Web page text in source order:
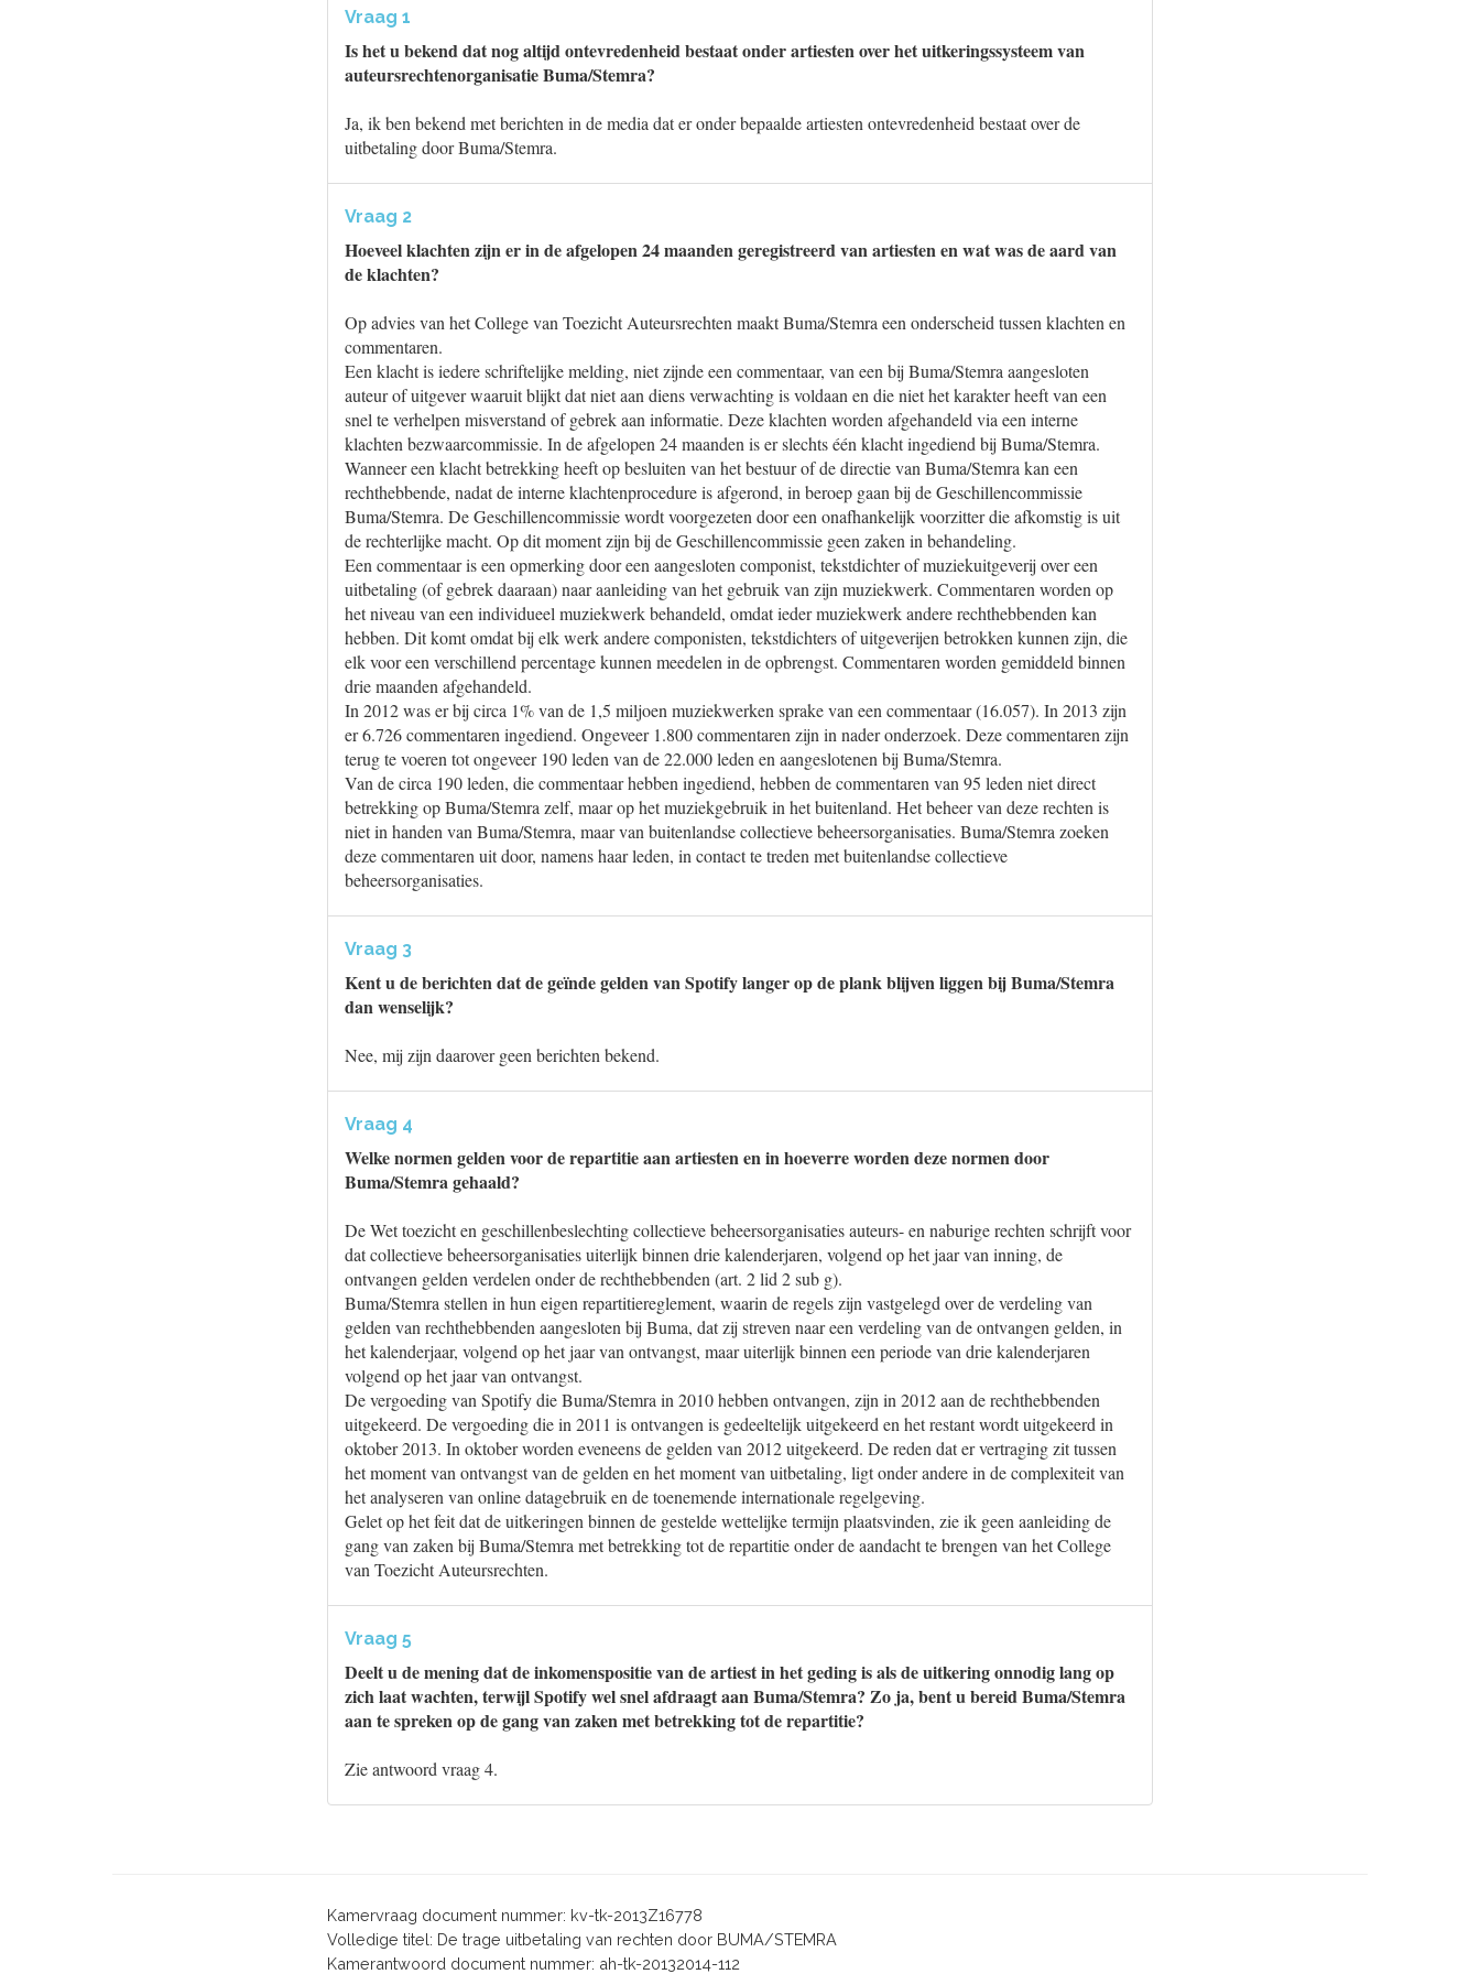
Vraag 1
Is het u bekend dat nog altijd ontevredenheid bestaat onder artiesten over het uitkeringssysteem van
auteursrechtenorganisatie Buma/Stemra?
Ja, ik ben bekend met berichten in de media dat er onder bepaalde artiesten ontevredenheid bestaat over de
uitbetaling door Buma/Stemra.
Vraag 2
Hoeveel klachten zijn er in de afgelopen 24 maanden geregistreerd van artiesten en wat was de aard van
de klachten?
Op advies van het College van Toezicht Auteursrechten maakt Buma/Stemra een onderscheid tussen klachten en
commentaren.
Een klacht is iedere schriftelijke melding, niet zijnde een commentaar, van een bij Buma/Stemra aangesloten
auteur of uitgever waaruit blijkt dat niet aan diens verwachting is voldaan en die niet het karakter heeft van een
snel te verhelpen misverstand of gebrek aan informatie. Deze klachten worden afgehandeld via een interne
klachten bezwaarcommissie. In de afgelopen 24 maanden is er slechts één klacht ingediend bij Buma/Stemra.
Wanneer een klacht betrekking heeft op besluiten van het bestuur of de directie van Buma/Stemra kan een
rechthebbende, nadat de interne klachtenprocedure is afgerond, in beroep gaan bij de Geschillencommissie
Buma/Stemra. De Geschillencommissie wordt voorgezeten door een onafhankelijk voorzitter die afkomstig is uit
de rechterlijke macht. Op dit moment zijn bij de Geschillencommissie geen zaken in behandeling.
Een commentaar is een opmerking door een aangesloten componist, tekstdichter of muziekuitgeverij over een
uitbetaling (of gebrek daaraan) naar aanleiding van het gebruik van zijn muziekwerk. Commentaren worden op
het niveau van een individueel muziekwerk behandeld, omdat ieder muziekwerk andere rechthebbenden kan
hebben. Dit komt omdat bij elk werk andere componisten, tekstdichters of uitgeverijen betrokken kunnen zijn, die
elk voor een verschillend percentage kunnen meedelen in de opbrengst. Commentaren worden gemiddeld binnen
drie maanden afgehandeld.
In 2012 was er bij circa 1% van de 1,5 miljoen muziekwerken sprake van een commentaar (16.057). In 2013 zijn
er 6.726 commentaren ingediend. Ongeveer 1.800 commentaren zijn in nader onderzoek. Deze commentaren zijn
terug te voeren tot ongeveer 190 leden van de 22.000 leden en aangeslotenen bij Buma/Stemra.
Van de circa 190 leden, die commentaar hebben ingediend, hebben de commentaren van 95 leden niet direct
betrekking op Buma/Stemra zelf, maar op het muziekgebruik in het buitenland. Het beheer van deze rechten is
niet in handen van Buma/Stemra, maar van buitenlandse collectieve beheersorganisaties. Buma/Stemra zoeken
deze commentaren uit door, namens haar leden, in contact te treden met buitenlandse collectieve
beheersorganisaties.
Vraag 3
Kent u de berichten dat de geïnde gelden van Spotify langer op de plank blijven liggen bij Buma/Stemra
dan wenselijk?
Nee, mij zijn daarover geen berichten bekend.
Vraag 4
Welke normen gelden voor de repartitie aan artiesten en in hoeverre worden deze normen door
Buma/Stemra gehaald?
De Wet toezicht en geschillenbeslechting collectieve beheersorganisaties auteurs- en naburige rechten schrijft voor
dat collectieve beheersorganisaties uiterlijk binnen drie kalenderjaren, volgend op het jaar van inning, de
ontvangen gelden verdelen onder de rechthebbenden (art. 2 lid 2 sub g).
Buma/Stemra stellen in hun eigen repartitiereglement, waarin de regels zijn vastgelegd over de verdeling van
gelden van rechthebbenden aangesloten bij Buma, dat zij streven naar een verdeling van de ontvangen gelden, in
het kalenderjaar, volgend op het jaar van ontvangst, maar uiterlijk binnen een periode van drie kalenderjaren
volgend op het jaar van ontvangst.
De vergoeding van Spotify die Buma/Stemra in 2010 hebben ontvangen, zijn in 2012 aan de rechthebbenden
uitgekeerd. De vergoeding die in 2011 is ontvangen is gedeeltelijk uitgekeerd en het restant wordt uitgekeerd in
oktober 2013. In oktober worden eveneens de gelden van 2012 uitgekeerd. De reden dat er vertraging zit tussen
het moment van ontvangst van de gelden en het moment van uitbetaling, ligt onder andere in de complexiteit van
het analyseren van online datagebruik en de toenemende internationale regelgeving.
Gelet op het feit dat de uitkeringen binnen de gestelde wettelijke termijn plaatsvinden, zie ik geen aanleiding de
gang van zaken bij Buma/Stemra met betrekking tot de repartitie onder de aandacht te brengen van het College
van Toezicht Auteursrechten.
Vraag 5
Deelt u de mening dat de inkomenspositie van de artiest in het geding is als de uitkering onnodig lang op
zich laat wachten, terwijl Spotify wel snel afdraagt aan Buma/Stemra? Zo ja, bent u bereid Buma/Stemra
aan te spreken op de gang van zaken met betrekking tot de repartitie?
Zie antwoord vraag 4.
Kamervraag document nummer: kv-tk-2013Z16778
Volledige titel: De trage uitbetaling van rechten door BUMA/STEMRA
Kamerantwoord document nummer: ah-tk-20132014-112